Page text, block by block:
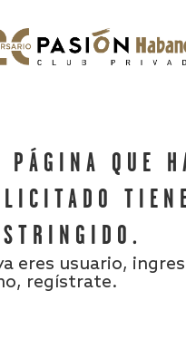
PÁGINA QUE
eres usuario,
regístrate.